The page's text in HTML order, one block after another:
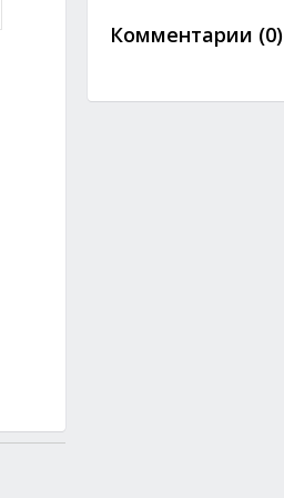
Комментарии (0)